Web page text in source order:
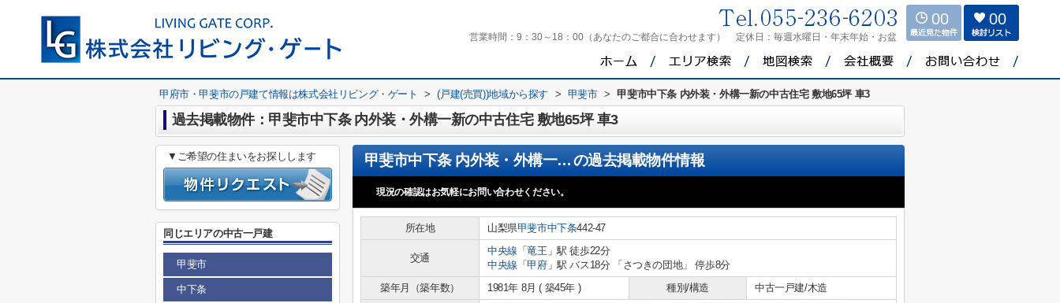
営業時間： 9：30～18：00（あなたのご都合に合わせます） 定休日： 毎週水曜日・年末年始・お盆
00 00
甲府市・甲斐市の戸建て情報は株式会社リビング・ゲート > (戸建(売買))地域から探す > 甲斐市 > 甲斐市中下条 内外装・外構一新の中古住宅 敷地65坪 車3
過去掲載物件：甲斐市中下条 内外装・外構一新の中古住宅 敷地65坪 車3
甲斐市中下条 内外装・外構一新の中古住宅 敷地65坪 車3の過去掲載物件情報
現況の確認はお気軽にお問い合わせください。
所在地 山梨県甲斐市中下条442-47
交通
中央線 「竜王 」駅 徒歩22分
中央線 「甲府」駅 バス18分 「さつきの団地」 停歩8分
築年月（築年数）
1981年 8月 ( 築45年 ) 種別/構造 中古一戸建/木造
▼ご希望の住まいをお探しします
同じエリアの中古一戸建
甲斐市
中下条